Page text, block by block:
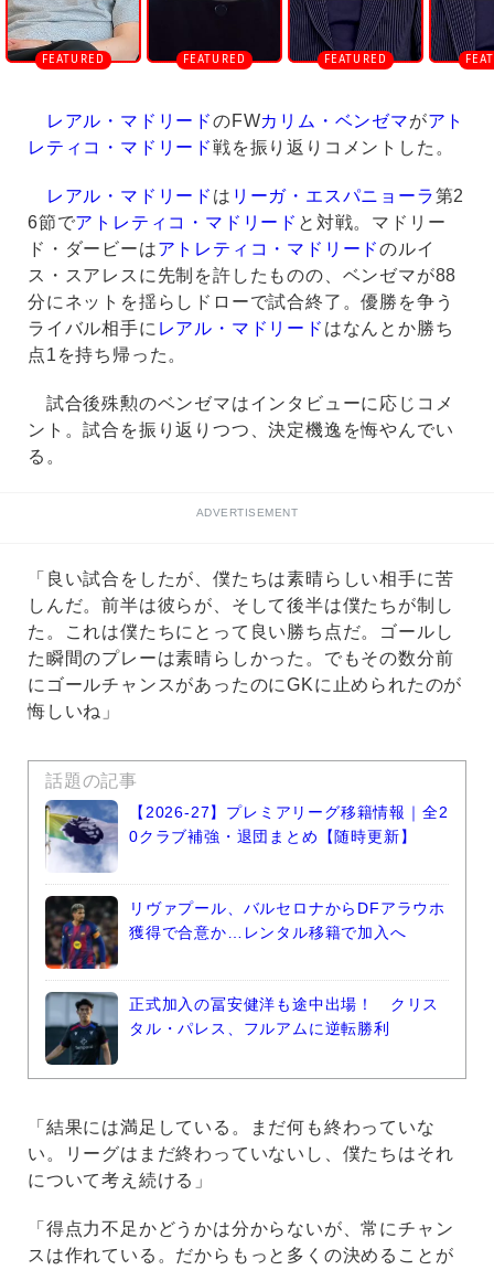
レアル・マドリードのFWカリム・ベンゼマがアト
レティコ・マドリード戦を振り返りコメントした。
レアル・マドリード は リーガ・エスパニョーラ第2
6節でアトレティコ・マドリード と対戦。マドリー
ド・ダービーはアトレティコ・マドリードのルイ
ス・スアレスに先制を許したものの、ベンゼマが88
分にネットを揺らしドローで試合終了。優勝を争う
ライバル相手に レアル・マドリード はなんとか勝ち
点1を持ち帰った。
試合後殊勲のベンゼマはインタビューに応じコメ
ント。試合を振り返りつつ、決定機逸を悔やんでい
る。
ADVERTISEMENT
「良い試合をしたが、僕たちは素晴らしい相手に苦
しんだ。前半は彼らが、そして後半は僕たちが制し
た。これは僕たちにとって良い勝ち点だ。ゴールし
た瞬間のプレーは素晴らしかった。でもその数分前
にゴールチャンスがあったのにGKに止められたのが
悔しいね」
話題の記事
【2026-27】プレミアリーグ移籍情報｜全2
0クラブ補強・退団まとめ【随時更新】
リヴァプール、バルセロナからDFアラウホ
獲得で合意か…レンタル移籍で加入へ
正式加入の冨安健洋も途中出場！ クリス
タル・パレス、フルアムに逆転勝利
「結果には満足している。まだ何も終わっていな
い。リーグはまだ終わっていないし、僕たちはそれ
について考え続ける」
「得点力不足かどうかは分からないが、常にチャン
スは作れている。だからもっと多くの決めることが